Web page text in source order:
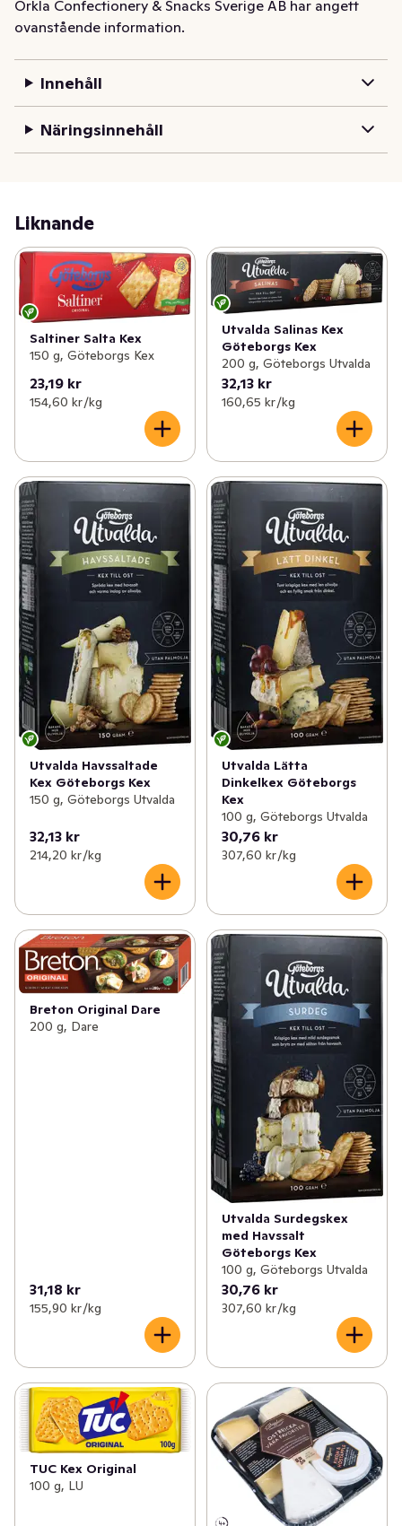
Variant innehåller fem olika sorters smörgåskex och ger
variation till ostbrickan. Totalt innehåller Variant 42 kex,
ostbrickan. Bakade utan palmolja
Orkla Confectionery & Snacks Sverige AB har angett
ovanstående information.
Innehåll
Näringsinnehåll
Liknande
Saltiner Salta Kex
150 g, Göteborgs Kex
23,19 kr
154,60 kr /kg
Utvalda Salinas Kex
Göteborgs Kex
200 g, Göteborgs Utvalda
32,13 kr
160,65 kr /kg
Utvalda Havssaltade
Kex Göteborgs Kex
150 g, Göteborgs Utvalda
32,13 kr
214,20 kr /kg
Utvalda Lätta
Dinkelkex Göteborgs
Kex
100 g, Göteborgs Utvalda
30,76 kr
307,60 kr /kg
Breton Original Dare
200 g, Dare
31,18 kr
155,90 kr /kg
Utvalda Surdegskex
med Havssalt
Göteborgs Kex
100 g, Göteborgs Utvalda
30,76 kr
307,60 kr /kg
TUC Kex Original
100 g, LU